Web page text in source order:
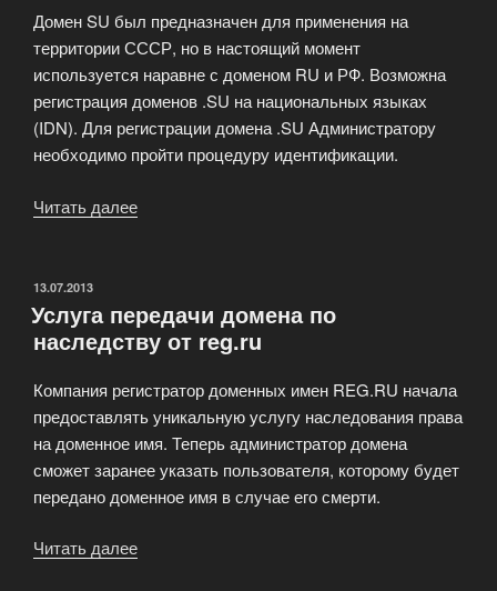
Домен SU был предназначен для применения на
территории СССР, но в настоящий момент
используется наравне с доменом RU и РФ. Возможна
регистрация доменов .SU на национальных языках
(IDN). Для регистрации домена .SU Администратору
необходимо пройти процедуру идентификации.
Читать далее
ОПУБЛИКОВАНО
13.07.2013
Услуга передачи домена по
наследству от reg.ru
Компания регистратор доменных имен REG.RU начала
предоставлять уникальную услугу наследования права
на доменное имя. Теперь администратор домена
сможет заранее указать пользователя, которому будет
передано доменное имя в случае его смерти.
Читать далее